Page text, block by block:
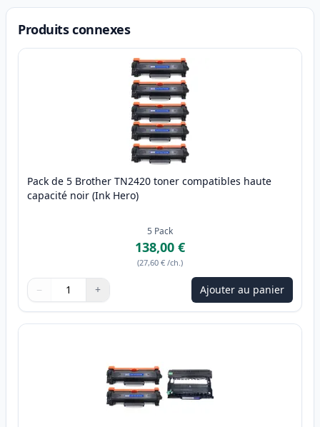
Produits connexes
Pack de 5 Brother TN2420 toner compatibles haute
capacité noir (Ink Hero)
5 Pack
138,00 €
(27,60 € /ch.)
Quantité
Utilisez les boutons pour ajuster
− +
Quantité Ajouter au panier